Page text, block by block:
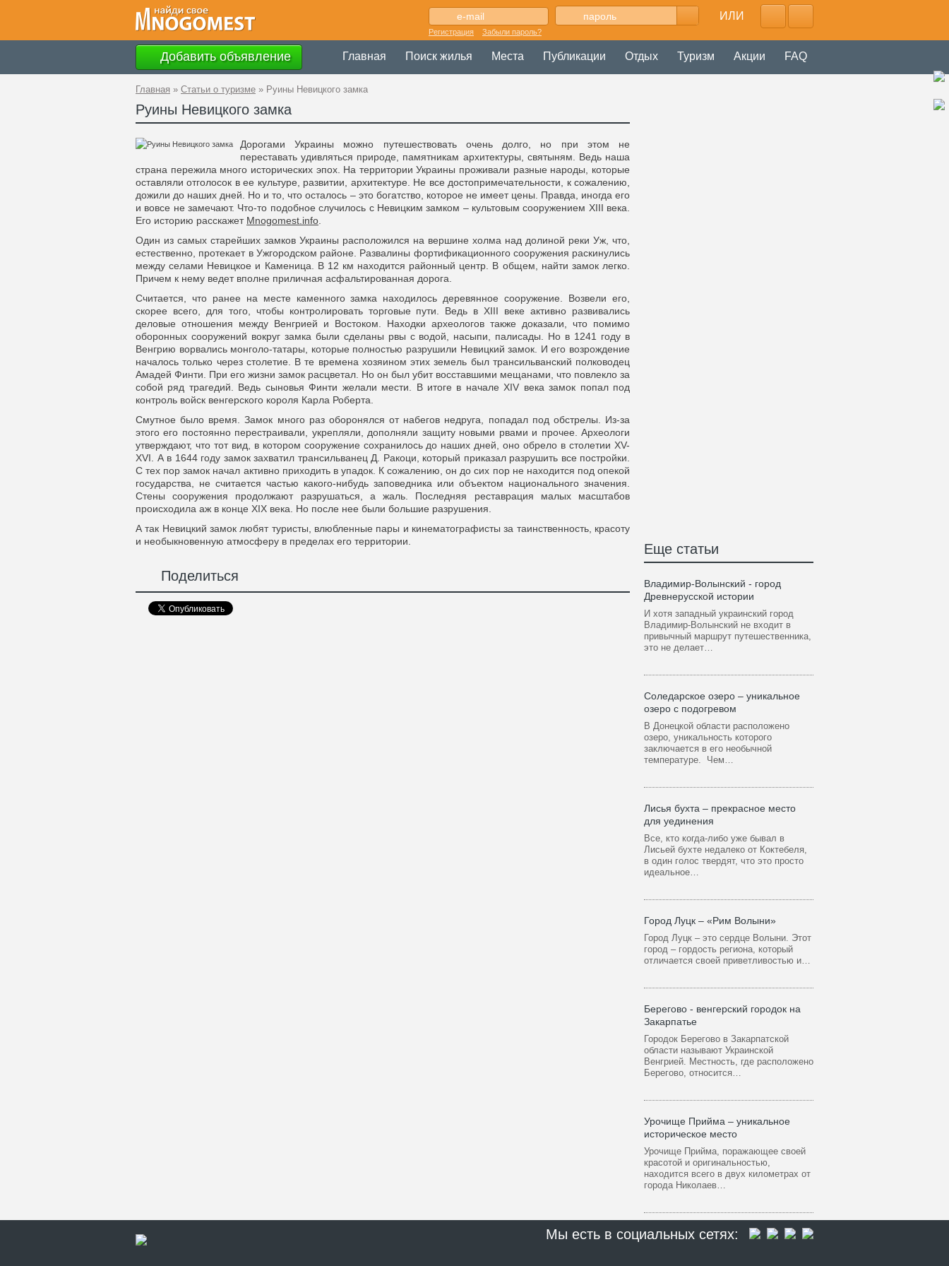
ИЛИ
Регистрация Забыли пароль?
Добавить объявление Главная Поиск жилья Места Публикации Отдых Туризм Акции FAQ
Главная » Статьи о туризме » Руины Невицкого замка
Руины Невицкого замка
Дорогами Украины можно путешествовать очень долго, но при этом не
переставать удивляться природе, памятникам архитектуры, святыням. Ведь наша
страна пережила много исторических эпох. На территории Украины проживали разные народы, которые
оставляли отголосок в ее культуре, развитии, архитектуре. Не все достопримечательности, к сожалению,
дожили до наших дней. Но и то, что осталось – это богатство, которое не имеет цены. Правда, иногда его
и вовсе не замечают. Что-то подобное случилось с Невицким замком – культовым сооружением XIII века.
Его историю расскажет Mnogomest.info
Один из самых старейших замков Украины расположился на вершине холма над долиной реки Уж, что,
естественно, протекает в Ужгородском районе. Развалины фортификационного сооружения раскинулись
между селами Невицкое и Каменица. В 12 км находится районный центр. В общем, найти замок легко.
Причем к нему ведет вполне приличная асфальтированная дорога.
Считается, что ранее на месте каменного замка находилось деревянное сооружение. Возвели его,
скорее всего, для того, чтобы контролировать торговые пути. Ведь в XIII веке активно развивались
деловые отношения между Венгрией и Востоком. Находки археологов также доказали, что помимо
оборонных сооружений вокруг замка были сделаны рвы с водой, насыпи, палисады. Но в 1241 году в
Венгрию ворвались монголо-татары, которые полностью разрушили Невицкий замок. И его возрождение
началось только через столетие. В те времена хозяином этих земель был трансильванский полководец
Амадей Финти. При его жизни замок расцветал. Но он был убит восставшими мещанами, что повлекло за
собой ряд трагедий. Ведь сыновья Финти желали мести. В итоге в начале XIV века замок попал под
контроль войск венгерского короля Карла Роберта.
Смутное было время. Замок много раз оборонялся от набегов недруга, попадал под обстрелы. Из-за
этого его постоянно перестраивали, укрепляли, дополняли защиту новыми рвами и прочее. Археологи
утверждают, что тот вид, в котором сооружение сохранилось до наших дней, оно обрело в столетии XV-
XVI. А в 1644 году замок захватил трансильванец Д. Ракоци, который приказал разрушить все постройки.
С тех пор замок начал активно приходить в упадок. К сожалению, он до сих пор не находится под опекой
государства, не считается частью какого-нибудь заповедника или объектом национального значения.
Стены сооружения продолжают разрушаться, а жаль. Последняя реставрация малых масштабов
происходила аж в конце XIX века. Но после нее были большие разрушения.
А так Невицкий замок любят туристы, влюбленные пары и кинематографисты за таинственность, красоту
и необыкновенную атмосферу в пределах его территории.
Поделиться
Еще статьи
Владимир-Волынский - город
Древнерусской истории
И хотя западный украинский город
Владимир-Волынский не входит в
привычный маршрут путешественника,
это не делает…
Соледарское озеро – уникальное
озеро с подогревом
В Донецкой области расположено
озеро, уникальность которого
заключается в его необычной
температуре. Чем…
Лисья бухта – прекрасное место
для уединения
Все, кто когда-либо уже бывал в
Лисьей бухте недалеко от Коктебеля,
в один голос твердят, что это просто
идеальное…
Город Луцк – «Рим Волыни»
Город Луцк – это сердце Волыни. Этот
город – гордость региона, который
отличается своей приветливостью и…
Берегово - венгерский городок на
Закарпатье
Городок Берегово в Закарпатской
области называют Украинской
Венгрией. Местность, где расположено
Берегово, относится…
Урочище Прийма – уникальное
историческое место
Урочище Прийма, поражающее своей
красотой и оригинальностью,
находится всего в двух километрах от
города Николаев…
Мы есть в социальных сетях: